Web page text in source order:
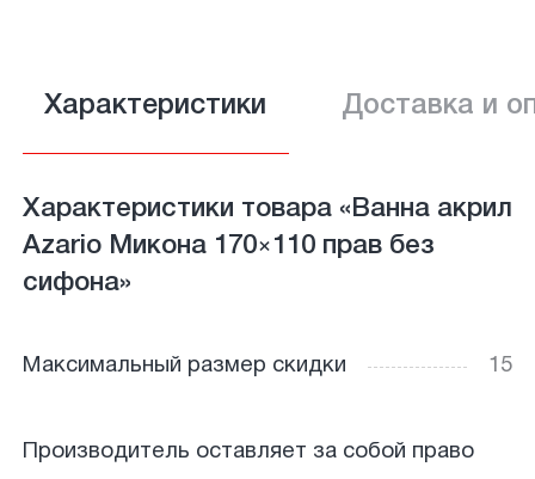
Характеристики Доставка и
Характеристики товара «Ванна акрил
Azario Микона 170×110 прав без
сифона»
Максимальный размер скидки 15
Производитель оставляет за собой право